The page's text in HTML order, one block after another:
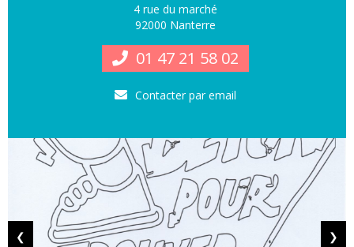
4 rue du marché
92000 Nanterre
01 47 21 58 02
Contacter par email
❮ ❯